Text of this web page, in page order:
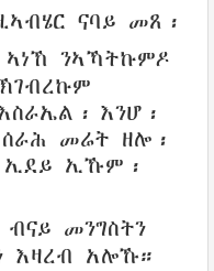
ናባይ መጸ፡
ኣነኸ ንኣኻትኩምዶ
፡ እንሆ፡
ሰራሕ መሬት ዘሎ፡
ኢደይ ኢኹም፡
ብናይ መንግስትን
እዛረብ አሎኹ።